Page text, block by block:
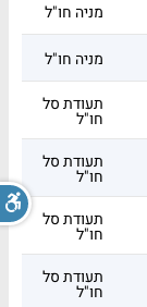
מניה חו"ל
מניה חו"ל
תעודת סל
חו"ל
תעודת סל
חו"ל
תעודת סל
חו"ל
תעודת סל
חו"ל